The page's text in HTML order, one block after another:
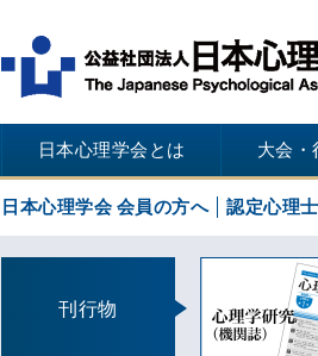
日本心理学会とは 大会・
日本心理学会 会員の方へ 認定心理
刊行物